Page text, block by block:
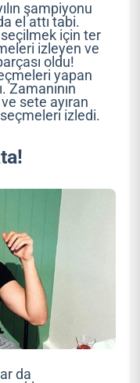
şampiyonu
el attı tabi.
için ter
izleyen ve
oldu!
yapan
Zamanının
sete ayıran
izledi.
da